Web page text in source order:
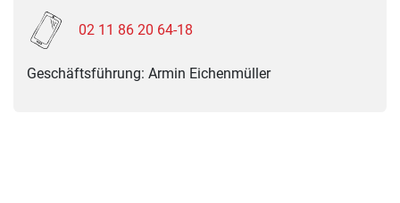
02 11 86 20 64-18
Geschäftsführung: Armin Eichenmüller